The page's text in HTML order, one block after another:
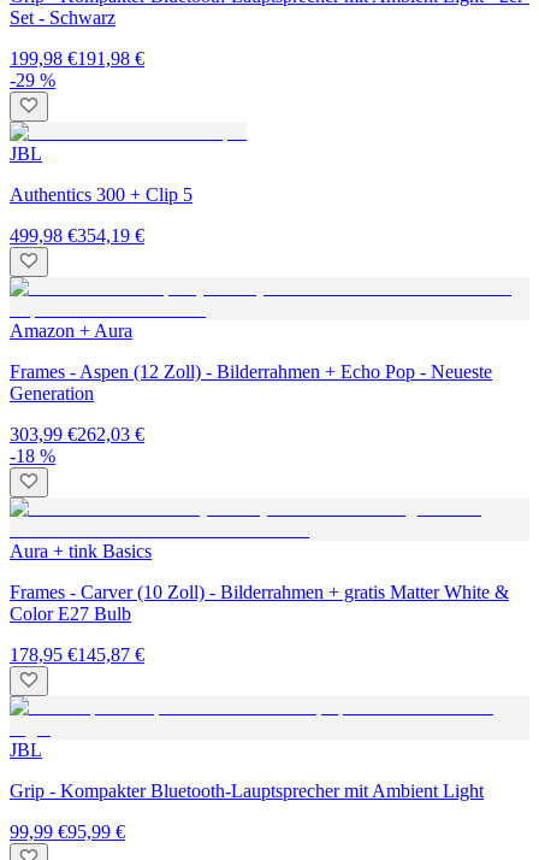
Set - Schwarz
199,98 €191,98 €
-29 %
JBL
Authentics 300 + Clip 5
499,98 €354,19 €
Amazon + Aura
Frames - Aspen (12 Zoll) - Bilderrahmen + Echo Pop - Neueste
Generation
303,99 €262,03 €
-18 %
Aura + tink Basics
Frames - Carver (10 Zoll) - Bilderrahmen + gratis Matter White &
Color E27 Bulb
178,95 €145,87 €
JBL
Grip - Kompakter Bluetooth-Lauptsprecher mit Ambient Light
99,99 €95,99 €